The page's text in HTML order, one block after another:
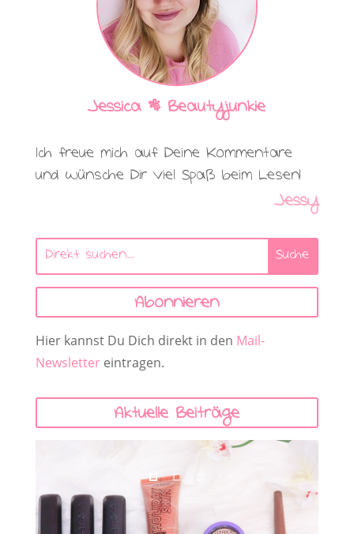
Jessica | Beautyjunkie
Ich freue mich auf Deine Kommentare
und wünsche Dir viel Spaß beim Lesen!
Jessy
Abonnieren
Hier kannst Du Dich direkt in den Mail-
Newslettereintragen.
Aktuelle Beiträge